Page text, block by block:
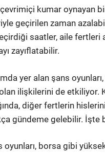
kumar oynayan
geçirilen zaman
saatler, aile fertleri
zayıflatabilir.
yer alan şans
ilişkilerini de etkiliyor.
diğer fertlerin
gündeme gelebilir.
oyunları, borsa gibi